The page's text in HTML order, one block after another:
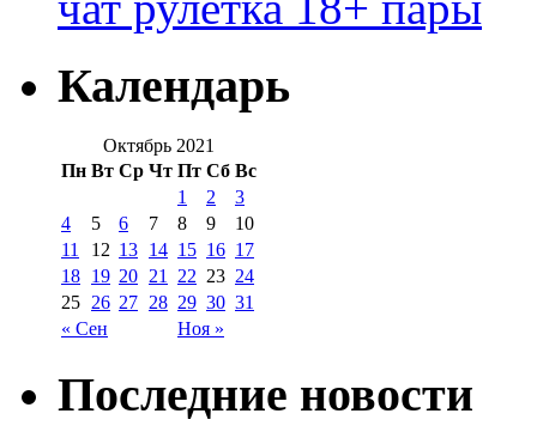
Календарь
Октябрь 2021
Пн Вт Ср Чт Пт Сб Вс
« Сен Ноя »
1 2
3
4
5 6 7 8 9
10
11
12 13 14 15 16 17
18 19 20 21 22 23 24
25 26 27 28 29 30 31
Последние новости